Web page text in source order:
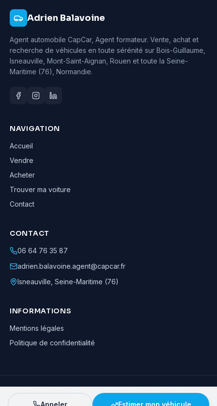
Adrien Balavoine
Agent automobile CapCar, Agent formateur. Vente, achat et
recherche de véhicules en toute sérénité sur Bois-Guillaume,
Isneauville, Mont-Saint-Aignan, Rouen et toute la Seine-
Maritime (76), Normandie.
NAVIGATION
Accueil
Vendre
Acheter
Trouver ma voiture
Contact
CONTACT
06 64 76 35 87
adrien.balavoine.agent@capcar.fr
Isneauville Seine-Maritime (76)
INFORMATIONS
Mentions légales
Politique de confidentialité
Adrien Balavoine—Agent automobile CapCar, Agent formateur· ©
· Tous droits réservés
Appeler Estimer mon véhicule